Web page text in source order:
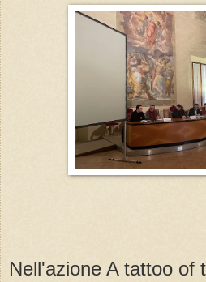
Nell'azione A tattoo of